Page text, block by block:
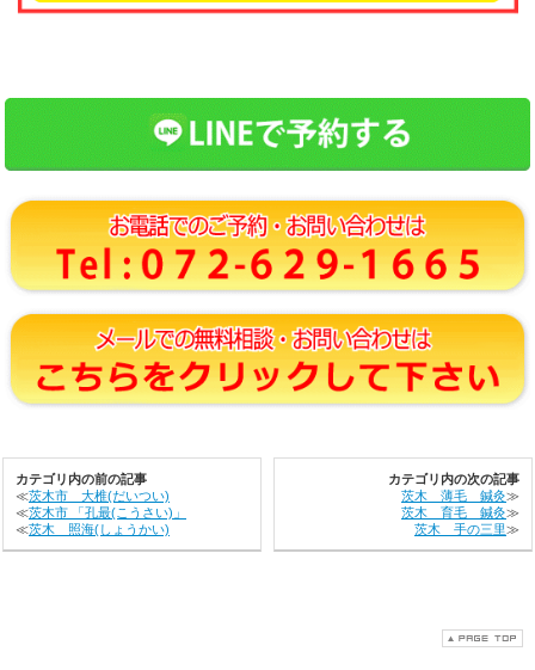
カテゴリ内の前の記事
≪茨木市 大椎(だいつい)
≪茨木市 「孔最(こうさい)」
≪茨木 照海(しょうかい)
カテゴリ内の次の記事
茨木 薄毛 鍼灸≫
茨木 育毛 鍼灸≫
茨木 手の三里≫